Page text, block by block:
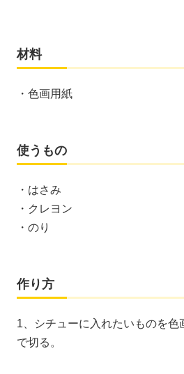
材料
・色画用紙
使うもの
・はさみ
・クレヨン
・のり
作り方
1、シチューに入れたいものを色
で切る。